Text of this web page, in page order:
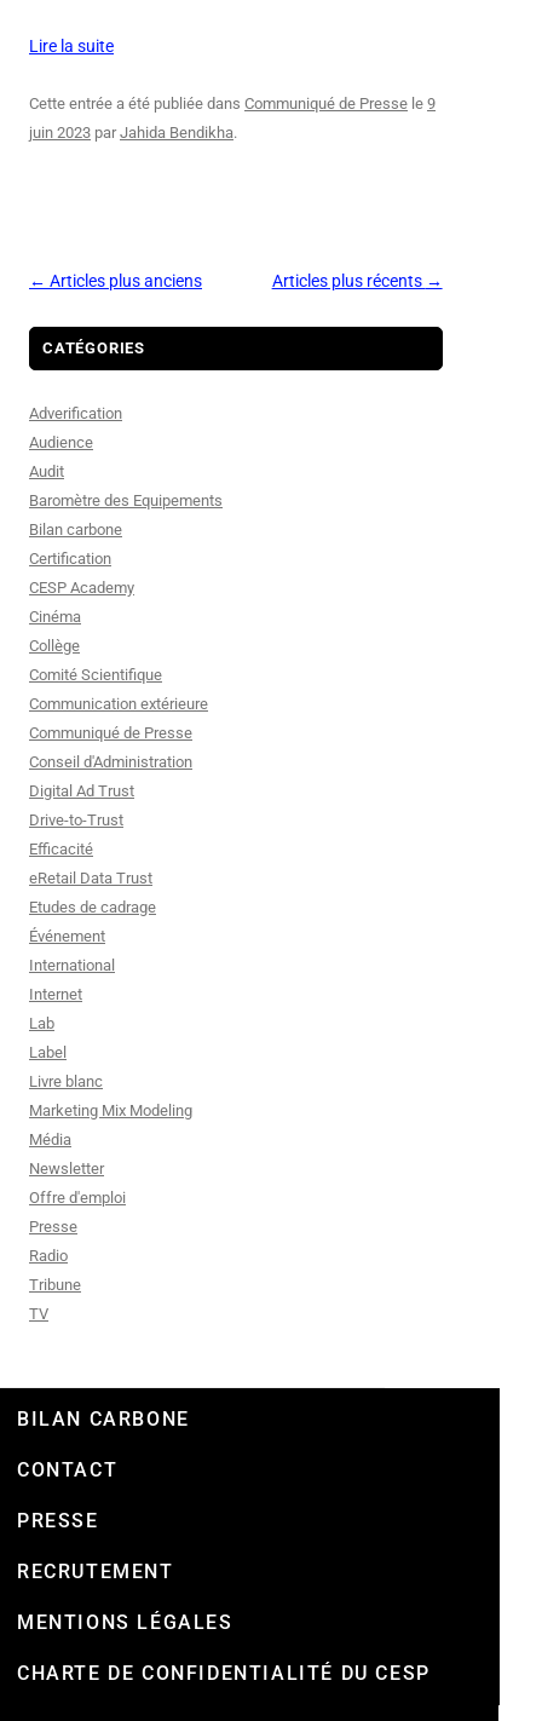
Lire la suite
Cette entrée a été publiée dans Communiqué de Presse le 9
juin 2023 parJahida Bendikha.
Navigation
articles
← Articles plus anciens Articles plus récents →
CATÉGORIES
Adverification
Audience
Audit
Baromètre des Equipements
Bilan carbone
Certification
CESP Academy
Cinéma
Collège
Comité Scientifique
Communication extérieure
Communiqué de Presse
Conseil d'Administration
Digital Ad Trust
Drive-to-Trust
Efficacité
eRetail Data Trust
Etudes de cadrage
Événement
International
Internet
Lab
Label
Livre blanc
Marketing Mix Modeling
Média
Newsletter
Offre d'emploi
Presse
Radio
Tribune
TV
BILAN CARBONE
CONTACT
PRESSE
RECRUTEMENT
MENTIONS LÉGALES
CHARTE DE CONFIDENTIALITÉ DU CESP